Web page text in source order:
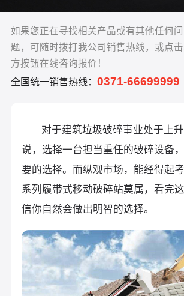
如果您正在寻找相关产品或有其他任何问
题，可随时拨打我公司销售热线，或点
方按钮在线咨询报价！
全国统一销售热线： 0371-66699999
对于建筑垃圾破碎事业处于上
说，选择一台担当重任的破碎设备
要的选择。而纵观市场，能经得起
系列履带式移动破碎站莫属，看完
信你自然会做出明智的选择。